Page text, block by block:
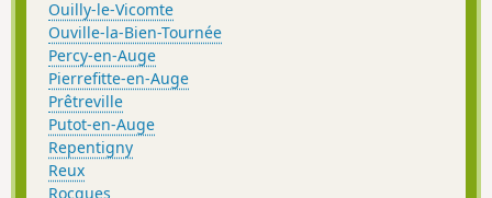
Ouilly-le-Vicomte
Ouville-la-Bien-Tournée
Percy-en-Auge
Pierrefitte-en-Auge
Prêtreville
Putot-en-Auge
Repentigny
Reux
Rocques